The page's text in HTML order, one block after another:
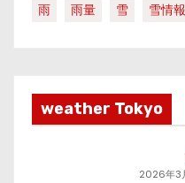
雨
雨量 雪 雪情報
weather Tokyo
2026年3